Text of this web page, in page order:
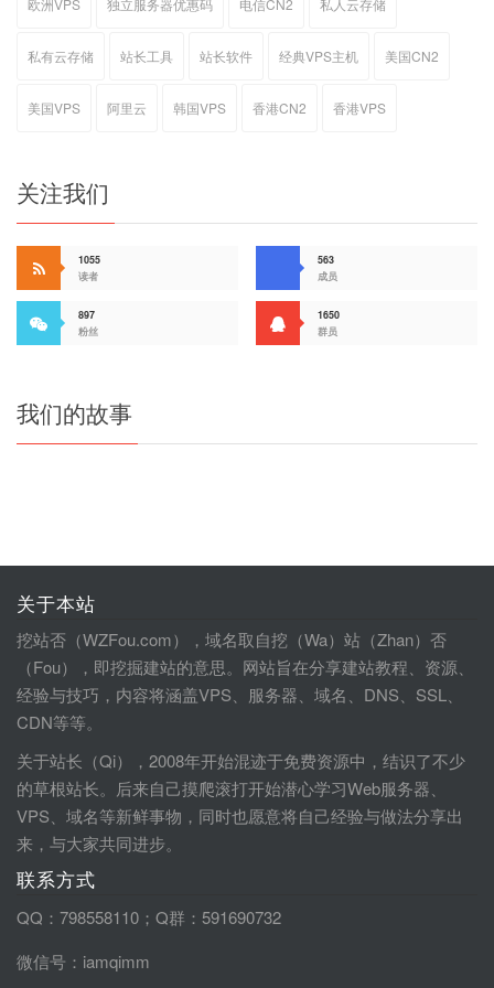
欧洲VPS 独立服务器优惠码 电信CN2 私人云存储
私有云存储 站长工具 站长软件 经典VPS主机 美国CN2
美国VPS 阿里云 韩国VPS 香港CN2 香港VPS
关注我们
1055
读者
563
成员
897
粉丝
1650
群员
我们的故事
关于本站
挖站否（WZFou.com），域名取自挖（Wa）站（Zhan）否
（Fou），即挖掘建站的意思。网站旨在分享建站教程、资源、
经验与技巧，内容将涵盖VPS、服务器、域名、DNS、SSL、
CDN等等。
关于站长（Qi），2008年开始混迹于免费资源中，结识了不少
的草根站长。后来自己摸爬滚打开始潜心学习Web服务器、
VPS、域名等新鲜事物，同时也愿意将自己经验与做法分享出
来，与大家共同进步。
联系方式
QQ：798558110；Q群：591690732
微信号：iamqimm